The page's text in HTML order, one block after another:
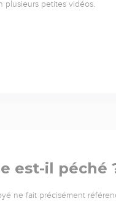
petites vidéos.
est-il péché
ne fait précisément